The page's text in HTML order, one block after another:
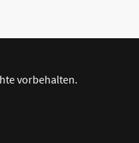
vorbehalten.